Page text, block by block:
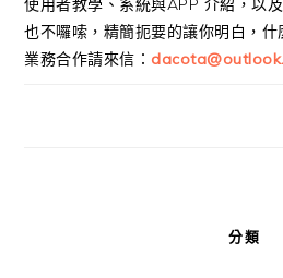
使用者教學、系統與APP 介紹，以
也不囉嗦，精簡扼要的讓你明白，什
業務合作請來信：
分類